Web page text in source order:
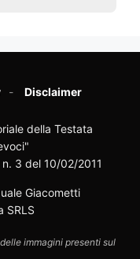
Disclaimer
della Testata
3 del 10/02/2011
Giacometti
SRLS
immagini presenti sul